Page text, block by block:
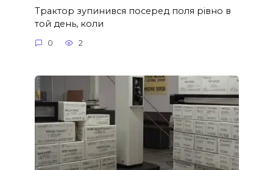
Трактор зупинився посеред поля рівно в
той день, коли
0 2